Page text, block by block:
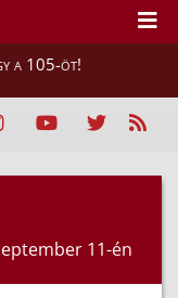
a 105-öt!
11-én